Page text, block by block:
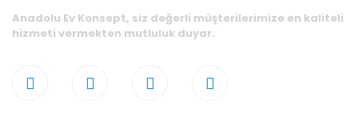
Anadolu Ev Konsept, siz değerli müşterilerimize en kaliteli
hizmeti vermekten mutluluk duyar.